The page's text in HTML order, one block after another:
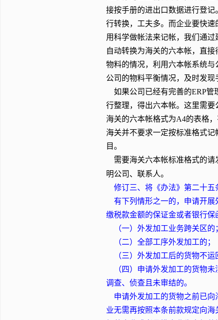
接按手册的进出口数据进行登
行转换，工夫多。而企业要快
用科学做帐法来记帐，我们通
自动转换为海关的六本帐，直
物料的情况，利用六本帐系统
公司的物料平衡情况，及时发
如果公司已经有完善的ERP管
行整理，得出六本帐。这里需
海关的六本帐格式为A4的表格
海关并不要求一定按标准格式
目。
需要海关六本帐标准格式的请
明公司、联系人。
修订三、将《办法》第二十五
有下列情形之一的，申请开展
缴税款金额的保证金或者银行保
（一）外发加工业务跨关区的
（二）全部工序外发加工的；
（三）外发加工后的货物不运
（四）申请外发加工的货物未
调查、侦查且未审结的。
申请外发加工的货物之前已向
业无需再按照本条前款规定向